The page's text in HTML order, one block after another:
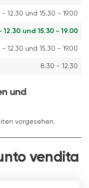
- 12.30 und 15.30 - 19.00
12.30 und 15.30 - 19.00
- 12.30 und 15.30 - 19.00
8.30 - 12.30
und
vorgesehen.
vendita